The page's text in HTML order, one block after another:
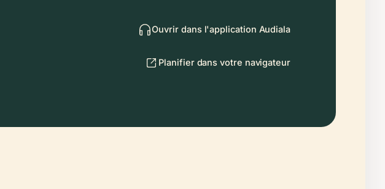
Ouvrir dans l'application Audiala
Planifier dans votre navigateur